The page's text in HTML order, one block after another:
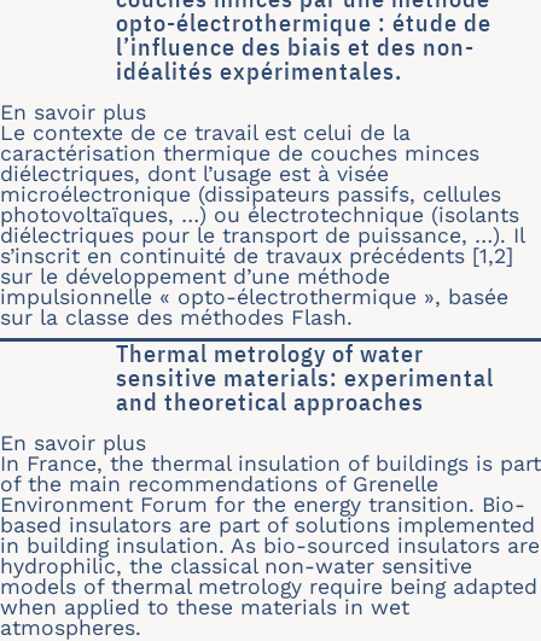
opto-électrothermique : étude de
l’influence des biais et des non-
idéalités expérimentales.
En savoir plus
Le contexte de ce travail est celui de la
caractérisation thermique de couches minces
diélectriques, dont l’usage est à visée
microélectronique (dissipateurs passifs, cellules
photovoltaïques, …) ou électrotechnique (isolants
diélectriques pour le transport de puissance, …). Il
s’inscrit en continuité de travaux précédents [1,2]
sur le développement d’une méthode
impulsionnelle « opto-électrothermique », basée
sur la classe des méthodes Flash.
Thermal metrology of water
sensitive materials: experimental
and theoretical approaches
En savoir plus
In France, the thermal insulation of buildings is part
of the main recommendations of Grenelle
Environment Forum for the energy transition. Bio-
based insulators are part of solutions implemented
in building insulation. As bio-sourced insulators are
hydrophilic, the classical non-water sensitive
models of thermal metrology require being adapted
when applied to these materials in wet
atmospheres.